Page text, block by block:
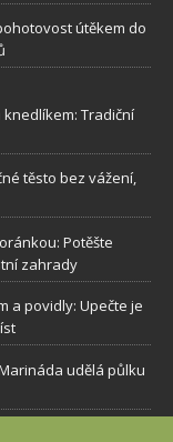
útěkem do
Tradiční
těsto bez vážení,
Potěšte
zahrady
a povidly: Upečte je
udělá půlku